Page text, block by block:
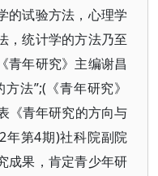
的试验方法，心理学
，统计学的方法乃至
青年研究》主编谢昌
法”;(《青年研究》
《青年研究的方向与
年第4期)社科院副院
成果，肯定青少年研